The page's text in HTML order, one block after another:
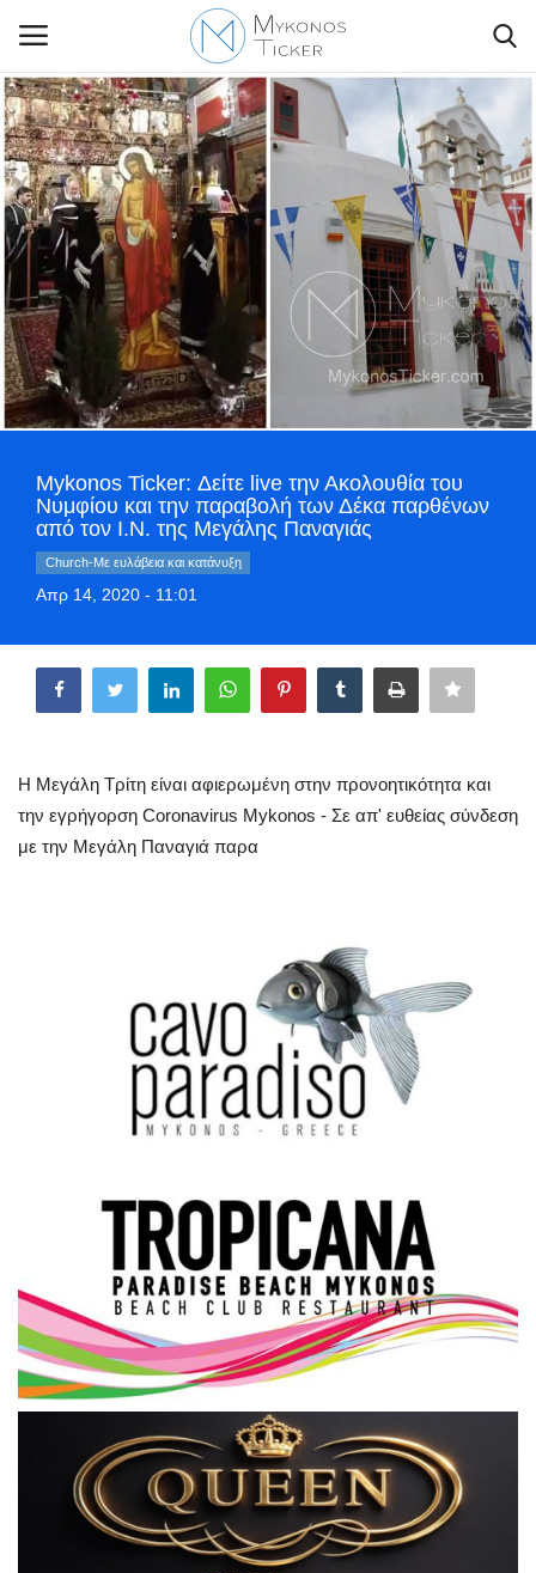
Contact Us
Politique
Business
Travel
World
Greece
Style Adorés
Arts & Culture
Sport
Science & Tech
Σεβασμιώτατος Δωρόθεος Β’
Cost Of Living Crisis
Opinion + Analysis
L’Art des Sens
Local Elections 2023
Mykonos Ticker: Δείτε live την Ακολουθία του
Νυμφίου και την παραβολή των Δέκα παρθένων
από τον I.Ν. της Μεγάλης Παναγιάς
Church-Με ευλάβεια και κατάνυξη
Απρ 14, 2020 - 11:01
Η Μεγάλη Τρίτη είναι αφιερωμένη στην προνοητικότητα και
την εγρήγορση Coronavirus Mykonos - Σε απ' ευθείας σύνδεση
με την Μεγάλη Παναγιά παρα